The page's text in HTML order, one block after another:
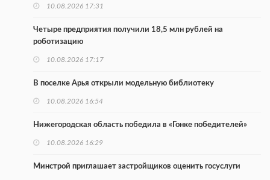
10.08.2026 17:31
Четыре предприятия получили 18,5 млн рублей на
роботизацию
10.08.2026 17:17
В поселке Арья открыли модельную библиотеку
10.08.2026 16:54
Нижегородская область победила в «Гонке победителей»
10.08.2026 16:29
Минстрой приглашает застройщиков оценить госуслуги